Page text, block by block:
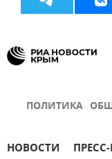
ПОЛИТИКА
НОВОСТИ